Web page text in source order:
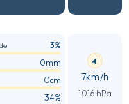
3%
0mm
0cm
34%
7km/h
1016 hPa